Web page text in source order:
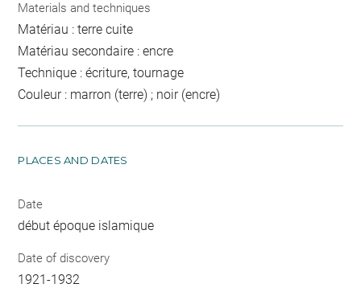
Materials and techniques
Matériau : terre cuite
Matériau secondaire : encre
Technique : écriture, tournage
Couleur : marron (terre) ; noir (encre)
PLACES AND DATES
Date
début époque islamique
Date of discovery
1921-1932